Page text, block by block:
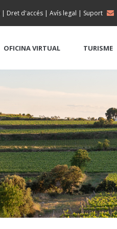
| Dret d'accés | Avís legal | Suport
OFICINA VIRTUAL TURISME